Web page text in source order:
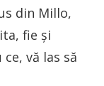
din Millo,
fie și
vă las să